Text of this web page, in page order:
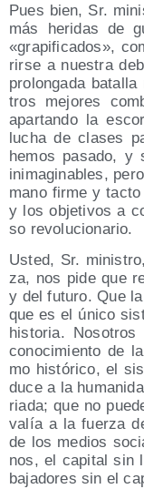
Pues bien, Sr.
más heri­das de
«gra­pi­fi­ca­dos»,
rir­se a nues­tra
pro­lon­ga­da
tros mejo­res
apar­tan­do la
lucha de cla­ses
hemos pasa­do, y
inima­gi­na­bles,
mano fir­me y
y los obje­ti­vos a
so revolucionario.
Usted, Sr.
za, nos pide que
y del futu­ro. Que
que es el úni­co
his­to­ria.
cono­ci­mien­to de
mo his­tó­ri­co, el
du­ce a la
ria­da; que no
va­lía a la fuer­za
de los medios
nos, el capi­tal sin
ba­ja­do­res sin el